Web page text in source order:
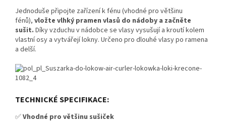
Jednoduše připojte zařízení k fénu (vhodné pro většinu
fénů), vložte vlhký pramen vlasů do nádoby a začněte
sušit. Díky vzduchu v nádobce se vlasy vysušují a kroutí kolem
vlastní osy a vytvářejí lokny. Určeno pro dlouhé vlasy po ramena
a delší.
TECHNICKÉ SPECIFIKACE:
✅Vhodné pro většinu sušiček